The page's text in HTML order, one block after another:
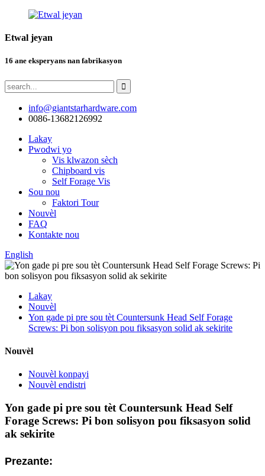
Etwal jeyan
16 ane eksperyans nan fabrikasyon
info@giantstarhardware.com
0086-13682126992
Lakay
Pwodwi yo
Vis klwazon sèch
Chipboard vis
Self Forage Vis
Sou nou
Faktori Tour
Nouvèl
FAQ
Kontakte nou
English
Lakay
Nouvèl
Yon gade pi pre sou tèt Countersunk Head Self Forage
Screws: Pi bon solisyon pou fiksasyon solid ak sekirite
Nouvèl
Nouvèl konpayi
Nouvèl endistri
Yon gade pi pre sou tèt Countersunk Head Self
Forage Screws: Pi bon solisyon pou fiksasyon solid
ak sekirite
Prezante: